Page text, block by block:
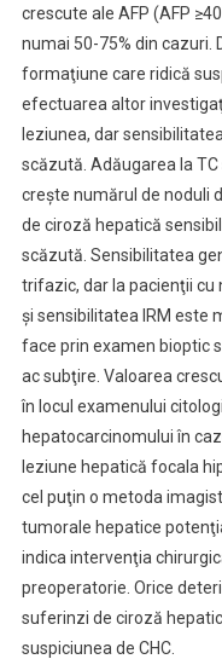
crescute ale AFP (AFP
numai 50-75% din cazuri.
formaţiune care ridică
efectuarea altor
leziunea, dar
scăzută. Adăugarea la
creşte numărul de noduli
de ciroză hepatică
scăzută. Sensibilitatea
trifazic, dar la pacienţii cu
şi sensibilitatea IRM este
face prin examen bioptic
ac subţire. Valoarea
în locul examenului
hepatocarcinomului în
leziune hepatică focala
cel puţin o metoda
tumorale hepatice
indica intervenţia
preoperatorie. Orice
suferinzi de ciroză
suspiciunea de CHC.